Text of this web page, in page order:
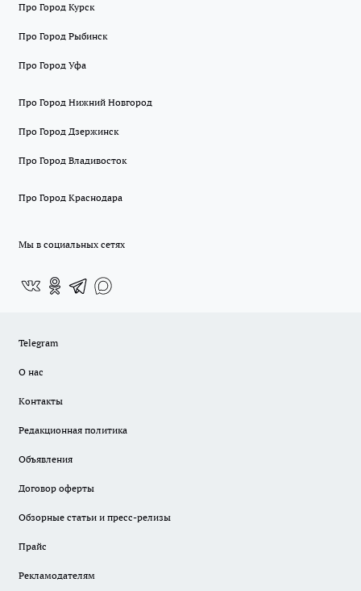
Про Город Курск
Про Город Рыбинск
Про Город Уфа
Про Город Нижний Новгород
Про Город Дзержинск
Про Город Владивосток
Про Город Краснодара
Мы в социальных сетях
Telegram
О нас
Контакты
Редакционная политика
Объявления
Договор оферты
Обзорные статьи и пресс-релизы
Прайс
Рекламодателям